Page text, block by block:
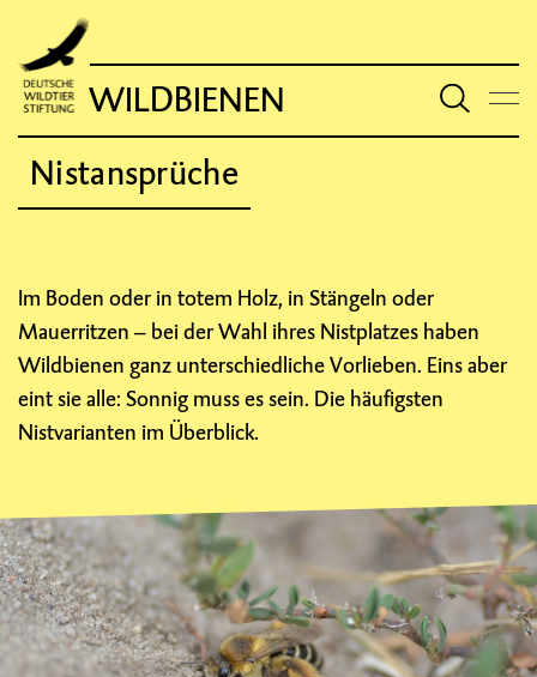
WILDBIENEN
Nistansprüche
Im Boden oder in totem Holz, in Stängeln oder
Mauerritzen – bei der Wahl ihres Nistplatzes haben
Wildbienen ganz unterschiedliche Vorlieben. Eins aber
eint sie alle: Sonnig muss es sein. Die häufigsten
Nistvarianten im Überblick.